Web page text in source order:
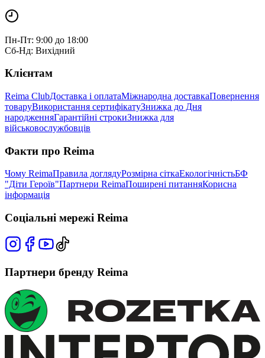
Пн-Пт: 9:00 до 18:00
Сб-Нд: Вихідний
Клієнтам
Reima ClubДоставка і оплатаМіжнародна доставкаПовернення
товаруВикористання сертифікатуЗнижка до Дня
народженняГарантійні строкиЗнижка для
військовослужбовців
Факти про Reima
Чому ReimaПравила доглядуРозмірна сіткаЕкологічністьБФ
"Діти Героїв"Партнери ReimaПоширені питанняКорисна
інформація
Соціальні мережі Reima
Партнери бренду Reima